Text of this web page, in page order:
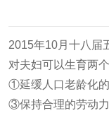
2015年10月十八届
对夫妇可以生育两
①延缓人口老龄
③保持合理的劳